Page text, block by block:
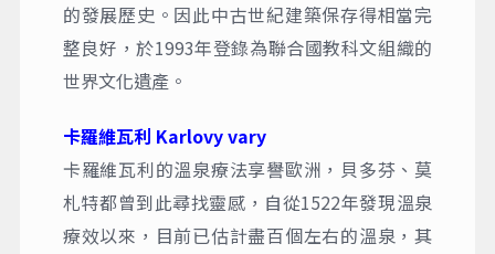
的發展歷史。因此中古世紀建築保存得相當完
整良好，於1993年登錄為聯合國教科文組織的
世界文化遺產。
卡羅維瓦利 Karlovy vary
卡羅維瓦利的溫泉療法享譽歐洲，貝多芬、莫
札特都曾到此尋找靈感，自從1522年發現溫泉
療效以來，目前已估計盡百個左右的溫泉，其